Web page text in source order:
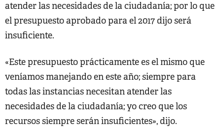
atender las necesidades de la ciudadanía; por lo que
el presupuesto aprobado para el 2017 dijo será
insuficiente.
«Este presupuesto prácticamente es el mismo que
veníamos manejando en este año; siempre para
todas las instancias necesitan atender las
necesidades de la ciudadanía; yo creo que los
recursos siempre serán insuficientes», dijo.